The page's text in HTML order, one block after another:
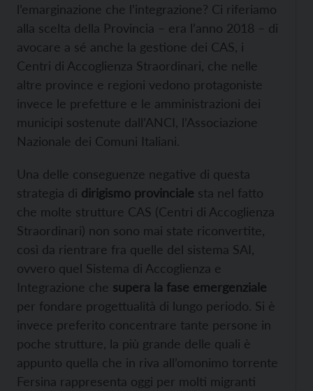
l’emarginazione che l’integrazione? Ci riferiamo
alla scelta della Provincia – era l’anno 2018 – di
avocare a sé anche la gestione dei CAS, i
Centri di Accoglienza Straordinari, che nelle
altre province e regioni vedono protagoniste
invece le prefetture e le amministrazioni dei
municipi sostenute dall’ANCI, l’Associazione
Nazionale dei Comuni Italiani.
Una delle conseguenze negative di questa
strategia di dirigismo provinciale sta nel fatto
che molte strutture CAS (Centri di Accoglienza
Straordinari) non sono mai state riconvertite,
così da rientrare fra quelle del sistema SAI,
ovvero quel Sistema di Accoglienza e
Integrazione che supera la fase emergenziale
per fondare progettualità di lungo periodo. Si è
invece preferito concentrare tante persone in
poche strutture, la più grande delle quali è
appunto quella che in riva all’omonimo torrente
Fersina rappresenta oggi per molti migranti